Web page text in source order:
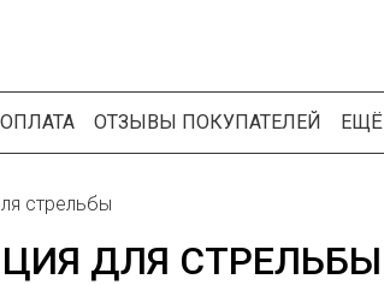
ОПЛАТА ОТЗЫВЫ ПОКУПАТЕЛЕЙ ЕЩЁ
стрельбы
ДЛЯ СТРЕЛЬБЫ